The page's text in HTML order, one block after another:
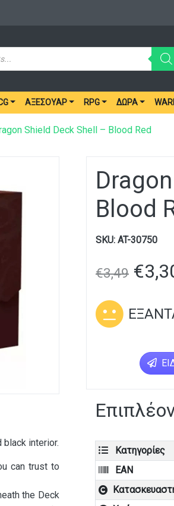
ΑΞΕΣΟΥΆΡ RPG ΔΏΡΑ
Shield Deck Shell – Blood Red
interior.
can trust to
the Deck
Blood
SKU: AT-30750
€3,49 €
Κατηγορίες
EAN